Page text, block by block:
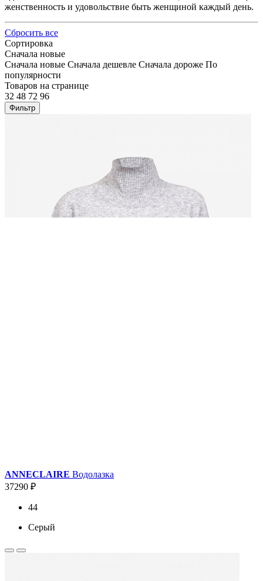
женственность и удовольствие быть женщиной каждый день.
Сбросить все
Сортировка
Сначала новые
Сначала новые Сначала дешевле Сначала дороже По
популярности
Товаров на странице
32 48 72 96
Фильтр
ANNECLAIRE Водолазка
37290 ₽
44
Серый